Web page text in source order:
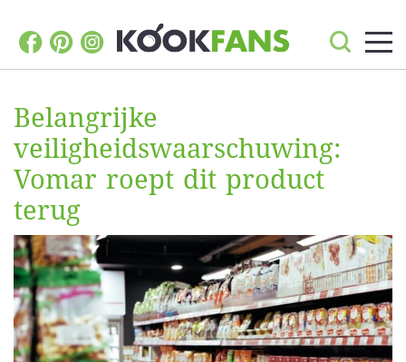
Belangrijke
veiligheidswaarschuwing:
Vomar roept dit product
terug